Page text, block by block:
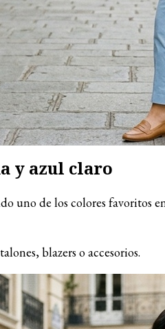
y azul claro
uno de los colores
blazers o accesorios.